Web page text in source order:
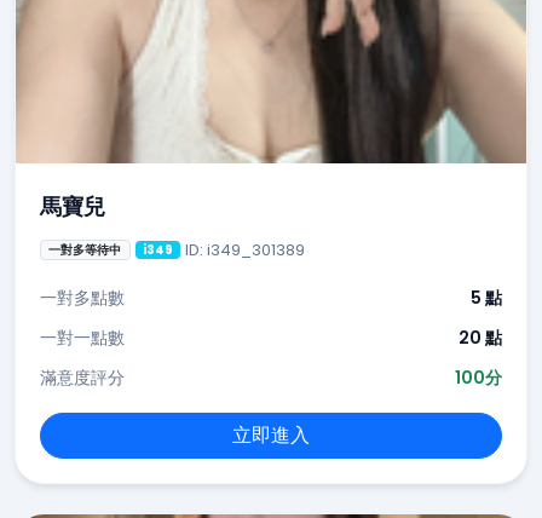
馬寶兒
一對多等待中 i349 ID: i349_301389
一對多點數
5 點
一對一點數
20 點
滿意度評分
100分
立即進入